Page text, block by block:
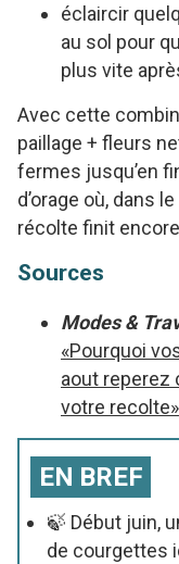
éclaircir
au sol pour
plus vite
Avec cette
paillage + fleurs
fermes jusqu’en
d’orage où, dans
récolte finit
Sources
Modes &
«Pourquoi
aout reperez
votre recolte»
EN BREF
🍃 Début juin,
de courgettes